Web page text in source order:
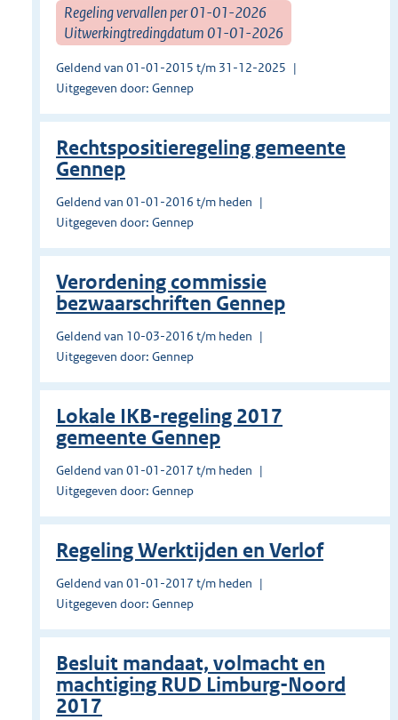
Regeling vervallen per 01-01-2026
Uitwerkingtredingdatum 01-01-2026
Geldend van 01-01-2015 t/m 31-12-2025
Uitgegeven door: Gennep
Rechtspositieregeling gemeente
Gennep
Geldend van 01-01-2016 t/m heden
Uitgegeven door: Gennep
Verordening commissie
bezwaarschriften Gennep
Geldend van 10-03-2016 t/m heden
Uitgegeven door: Gennep
Lokale IKB-regeling 2017
gemeente Gennep
Geldend van 01-01-2017 t/m heden
Uitgegeven door: Gennep
Regeling Werktijden en Verlof
Geldend van 01-01-2017 t/m heden
Uitgegeven door: Gennep
Besluit mandaat, volmacht en
machtiging RUD Limburg-Noord
2017